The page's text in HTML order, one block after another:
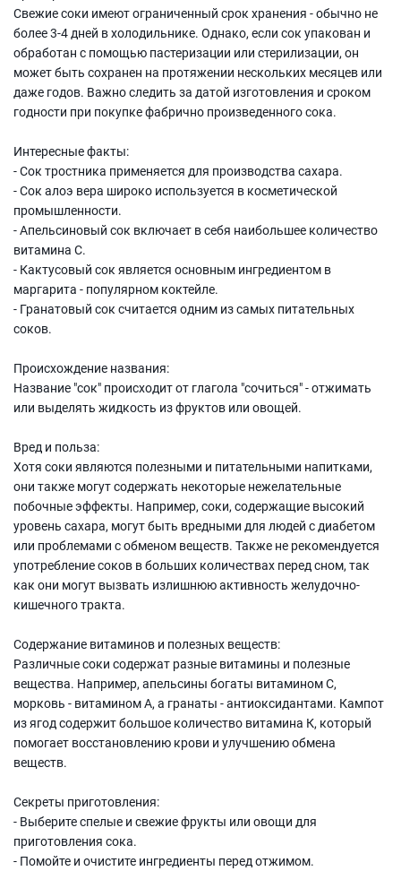
Свежие соки имеют ограниченный срок хранения - обычно не
более 3-4 дней в холодильнике. Однако, если сок упакован и
обработан с помощью пастеризации или стерилизации, он
может быть сохранен на протяжении нескольких месяцев или
даже годов. Важно следить за датой изготовления и сроком
годности при покупке фабрично произведенного сока.
Интересные факты:
- Сок тростника применяется для производства сахара.
- Сок алоэ вера широко используется в косметической
промышленности.
- Апельсиновый сок включает в себя наибольшее количество
витамина С.
- Кактусовый сок является основным ингредиентом в
маргарита - популярном коктейле.
- Гранатовый сок считается одним из самых питательных
соков.
Происхождение названия:
Название "сок" происходит от глагола "сочиться" - отжимать
или выделять жидкость из фруктов или овощей.
Вред и польза:
Хотя соки являются полезными и питательными напитками,
они также могут содержать некоторые нежелательные
побочные эффекты. Например, соки, содержащие высокий
уровень сахара, могут быть вредными для людей с диабетом
или проблемами с обменом веществ. Также не рекомендуется
употребление соков в больших количествах перед сном, так
как они могут вызвать излишнюю активность желудочно-
кишечного тракта.
Содержание витаминов и полезных веществ:
Различные соки содержат разные витамины и полезные
вещества. Например, апельсины богаты витамином C,
морковь - витамином A, а гранаты - антиоксидантами. Кампот
из ягод содержит большое количество витамина К, который
помогает восстановлению крови и улучшению обмена
веществ.
Секреты приготовления:
- Выберите спелые и свежие фрукты или овощи для
приготовления сока.
- Помойте и очистите ингредиенты перед отжимом.